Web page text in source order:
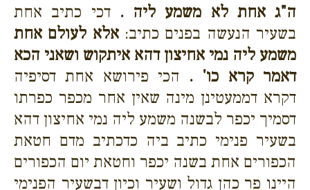
ה"ג אחת לא משמע ליה . דכי כתיב אחת
בשעיר הנעשה בפנים כתיב:אלא לעולם אחת
משמע ליה נמי אחיצון דהא איתקוש ושאני הכא
דאמר קרא כו' . הכי פירושא אחת דסיפיה
דקרא דממעטינן מינה שאין אחר מכפר כפרתו
דסמיך יכפר לבשנה משמע ליה נמי אחיצון דהא
בשעיר פנימי כתיב ביה כדכתיב מדם חטאת
הכפורים אחת בשנה יכפר וחטאת יום הכפורים
היינו פר כהן גדול ושעיר וכיון דבשעיר הפנימי